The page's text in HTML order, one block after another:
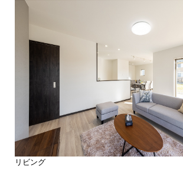
リビング